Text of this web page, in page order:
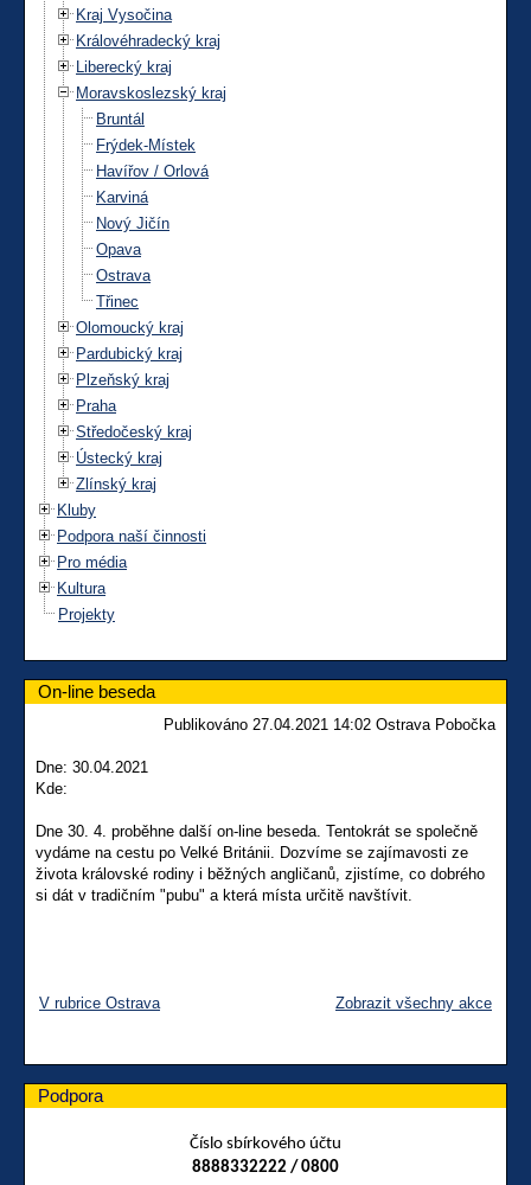
Kraj Vysočina
Královéhradecký kraj
Liberecký kraj
Moravskoslezský kraj
Bruntál
Frýdek-Místek
Havířov / Orlová
Karviná
Nový Jičín
Opava
Ostrava
Třinec
Olomoucký kraj
Pardubický kraj
Plzeňský kraj
Praha
Středočeský kraj
Ústecký kraj
Zlínský kraj
Kluby
Podpora naší činnosti
Pro média
Kultura
Projekty
On-line beseda
Publikováno 27.04.2021 14:02 Ostrava Pobočka
Dne: 30.04.2021
Kde:
Dne 30. 4. proběhne další on-line beseda. Tentokrát se společně
vydáme na cestu po Velké Británii. Dozvíme se zajímavosti ze
života královské rodiny i běžných angličanů, zjistíme, co dobrého
si dát v tradičním "pubu" a která místa určitě navštívit.
V rubrice Ostrava Zobrazit všechny akce
Podpora
Číslo sbírkového účtu
8888332222 / 0800